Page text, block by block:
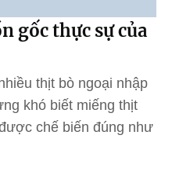
gốc thực sự của
thịt bò ngoại nhập
khó biết miếng thịt
chế biến đúng như